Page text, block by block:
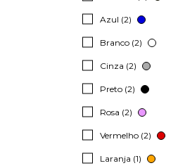
Azul (2)
Branco (2)
Cinza (2)
Preto (2)
Rosa (2)
Vermelho (2)
Laranja (1)